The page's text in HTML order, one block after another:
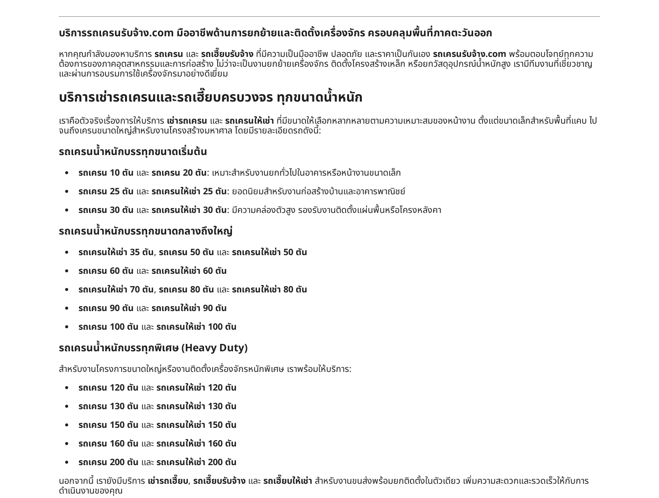
บริการรถเครนรับจ้าง.com มืออาชีพด้านการยกย้ายและติดตั้งเครื่องจักร ครอบคลุมพื้นที่ภาคตะวันออก
หากคุณกำลังมองหาบริการ รถเครน และรถเฮี๊ยบรับจ้าง ที่มีความเป็นมืออาชีพ ปลอดภัย และราคาเป็นกันเอง รถเครนรับจ้าง.com พร้อมตอบโจทย์ทุกความ
ต้องการของภาคอุตสาหกรรมและการก่อสร้าง ไม่ว่าจะเป็นงานยกย้ายเครื่องจักร ติดตั้งโครงสร้างเหล็ก หรือยกวัสดุอุปกรณ์น้ำหนักสูง เรามีทีมงานที่เชี่ยวชาญ
และผ่านการอบรมการใช้เครื่องจักรมาอย่างดีเยี่ยม
บริการเช่ารถเครนและรถเฮี๊ยบครบวงจร ทุกขนาดน้ำหนัก
เราคือตัวจริงเรื่องการให้บริการ เช่ารถเครน และรถเครนให้เช่า ที่มีขนาดให้เลือกหลากหลายตามความเหมาะสมของหน้างาน ตั้งแต่ขนาดเล็กสำหรับพื้นที่แคบ ไป
จนถึงเครนขนาดใหญ่สำหรับงานโครงสร้างมหาศาล โดยมีรายละเอียดรถดังนี้:
รถเครนน้ำหนักบรรทุกขนาดเริ่มต้น
รถเครน 10 ตัน และรถเครน 20 ตัน: เหมาะสำหรับงานยกทั่วไปในอาคารหรือหน้างานขนาดเล็ก
รถเครน 25 ตัน และรถเครนให้เช่า 25 ตัน: ยอดนิยมสำหรับงานก่อสร้างบ้านและอาคารพาณิชย์
รถเครน 30 ตัน และรถเครนให้เช่า 30 ตัน: มีความคล่องตัวสูง รองรับงานติดตั้งแผ่นพื้นหรือโครงหลังคา
รถเครนน้ำหนักบรรทุกขนาดกลางถึงใหญ่
รถเครนให้เช่า 35 ตัน, รถเครน 50 ตัน และรถเครนให้เช่า 50 ตัน
รถเครน 60 ตัน และรถเครนให้เช่า 60 ตัน
รถเครนให้เช่า 70 ตัน, รถเครน 80 ตัน และรถเครนให้เช่า 80 ตัน
รถเครน 90 ตัน และรถเครนให้เช่า 90 ตัน
รถเครน 100 ตัน และรถเครนให้เช่า 100 ตัน
รถเครนน้ำหนักบรรทุกพิเศษ (Heavy Duty)
สำหรับงานโครงการขนาดใหญ่หรืองานติดตั้งเครื่องจักรหนักพิเศษ เราพร้อมให้บริการ:
รถเครน 120 ตัน และรถเครนให้เช่า 120 ตัน
รถเครน 130 ตัน และรถเครนให้เช่า 130 ตัน
รถเครน 150 ตัน และรถเครนให้เช่า 150 ตัน
รถเครน 160 ตัน และรถเครนให้เช่า 160 ตัน
รถเครน 200 ตัน และรถเครนให้เช่า 200 ตัน
นอกจากนี้ เรายังมีบริการ เช่ารถเฮี๊ยบ, รถเฮี๊ยบรับจ้าง และรถเฮี๊ยบให้เช่า สำหรับงานขนส่งพร้อมยกติดตั้งในตัวเดียว เพิ่มความสะดวกและรวดเร็วให้กับการ
ดำเนินงานของคุณ